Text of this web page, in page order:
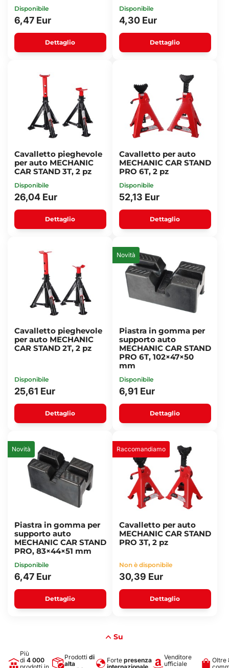
Disponibile
6,47 Eur
Dettaglio
Disponibile
4,30 Eur
Dettaglio
Cavalletto pieghevole
per auto MECHANIC
CAR STAND 3T, 2 pz
Disponibile
26,04 Eur
Dettaglio
Cavalletto per auto
MECHANIC CAR STAND
PRO 6T, 2 pz
Disponibile
52,13 Eur
Dettaglio
Cavalletto pieghevole
per auto MECHANIC
CAR STAND 2T, 2 pz
Disponibile
25,61 Eur
Dettaglio
Novità
Piastra in gomma per
supporto auto
MECHANIC CAR STAND
PRO 6T, 102×47×50
mm
Disponibile
6,91 Eur
Dettaglio
Novità
Piastra in gomma per
supporto auto
MECHANIC CAR STAND
PRO, 83×44×51 mm
Disponibile
6,47 Eur
Dettaglio
Raccomandiamo
Cavalletto per auto
MECHANIC CAR STAND
PRO 3T, 2 pz
Non è disponibile
30,39 Eur
Dettaglio
Su
Più
di 4 000
Prodotti di
alta
Forte presenza
Venditore
ufficiale
Oltre